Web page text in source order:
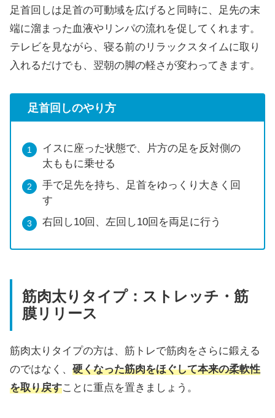
足首回しは足首の可動域を広げると同時に、足先の末
端に溜まった血液やリンパの流れを促してくれます。
テレビを見ながら、寝る前のリラックスタイムに取り
入れるだけでも、翌朝の脚の軽さが変わってきます。
足首回しのやり方
イスに座った状態で、片方の足を反対側の
太ももに乗せる
手で足先を持ち、足首をゆっくり大きく回
す
右回し10回、左回し10回を両足に行う
筋肉太りタイプ：ストレッチ・筋
膜リリース
筋肉太りタイプの方は、筋トレで筋肉をさらに鍛える
のではなく、 硬くなった筋肉をほぐして本来の柔軟性
を取り戻すことに重点を置きましょう。